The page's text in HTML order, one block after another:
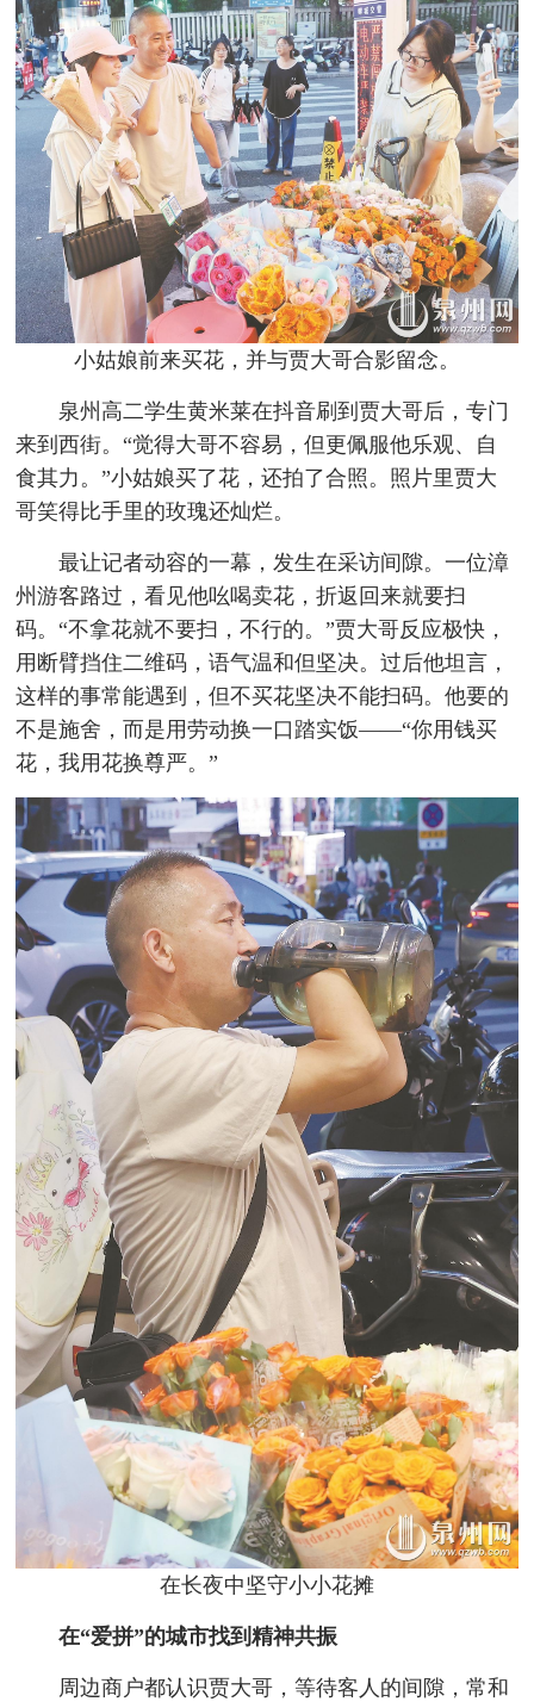
小姑娘前来买花，并与贾大哥合影留念。
泉州高二学生黄米莱在抖音刷到贾大哥后，专门
来到西街。“觉得大哥不容易，但更佩服他乐观、自
食其力。”小姑娘买了花，还拍了合照。照片里贾大
哥笑得比手里的玫瑰还灿烂。
最让记者动容的一幕，发生在采访间隙。一位漳
州游客路过，看见他吆喝卖花，折返回来就要扫
码。“不拿花就不要扫，不行的。”贾大哥反应极快，
用断臂挡住二维码，语气温和但坚决。过后他坦言，
这样的事常能遇到，但不买花坚决不能扫码。他要的
不是施舍，而是用劳动换一口踏实饭——“你用钱买
花，我用花换尊严。”
在长夜中坚守小小花摊
在“爱拼”的城市找到精神共振
周边商户都认识贾大哥，等待客人的间隙，常和